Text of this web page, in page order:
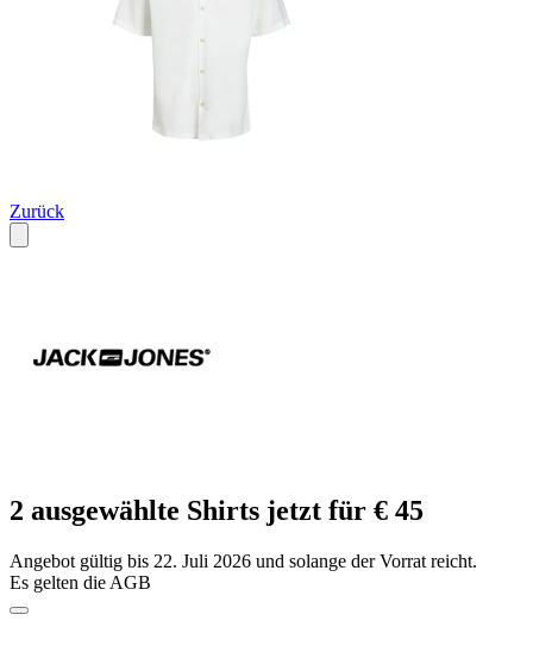
Zurück
2 ausgewählte Shirts jetzt für € 45
Angebot gültig bis 22. Juli 2026 und solange der Vorrat reicht.
Es gelten die AGB